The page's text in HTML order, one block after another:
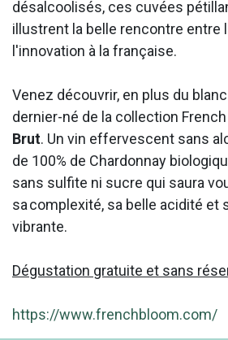
désalcoolisés, ces cuvées
illustrent la belle rencontre entre
l'innovation à la française.
Venez découvrir, en plus du
dernier-né de la collection
Brut. Un vin effervescent sans
de 100% de Chardonnay
sans sulfite ni sucre qui saura
sa complexité, sa belle acidité et
vibrante.
Dégustation gratuite et sans
https://www.frenchbloom.com/